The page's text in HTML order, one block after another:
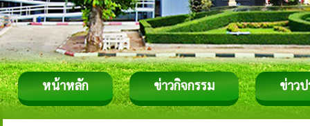
หน้าหลัก ข่าวกิจกรรม ข่าว